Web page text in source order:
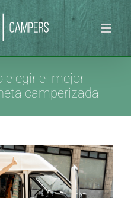
elegir el mejor
camperizada